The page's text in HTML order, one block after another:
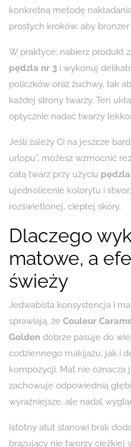
konkretną metodę
prostych kroków, aby
W praktyce: nabierz produkt
pędzla nr 3 i wykonuj
policzków oraz żuchwy, tak
każdej strony twarzy. Ten
optycznie nadać twarzy
Jeśli zależy Ci na jeszcze
urlopu”, możesz wzmocnić
całą twarz przy użyciu
ujednolicenie kolorytu i
rozświetlonej, ciepłej skóry.
Dlaczego
matowe, a
świeży
Jedwabista konsystencja i
sprawiają, że Couleur
Golden dobrze pasuje do
codziennego makijażu, jak i
kompozycji. Mat nie oznacza
zachowuje odpowiednią
wyraźniejsze, ale nadal
Istotny atut stanowi brak
brązujący nie tworzy ciężkiej